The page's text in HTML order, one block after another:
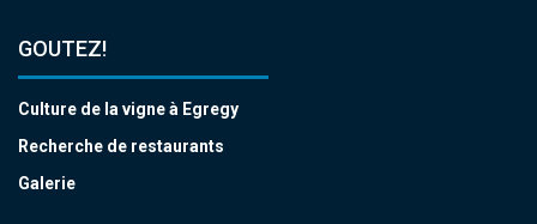
GOUTEZ!
Culture de la vigne à Egregy
Recherche de restaurants
Galerie